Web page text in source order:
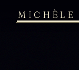
MICHÈLE